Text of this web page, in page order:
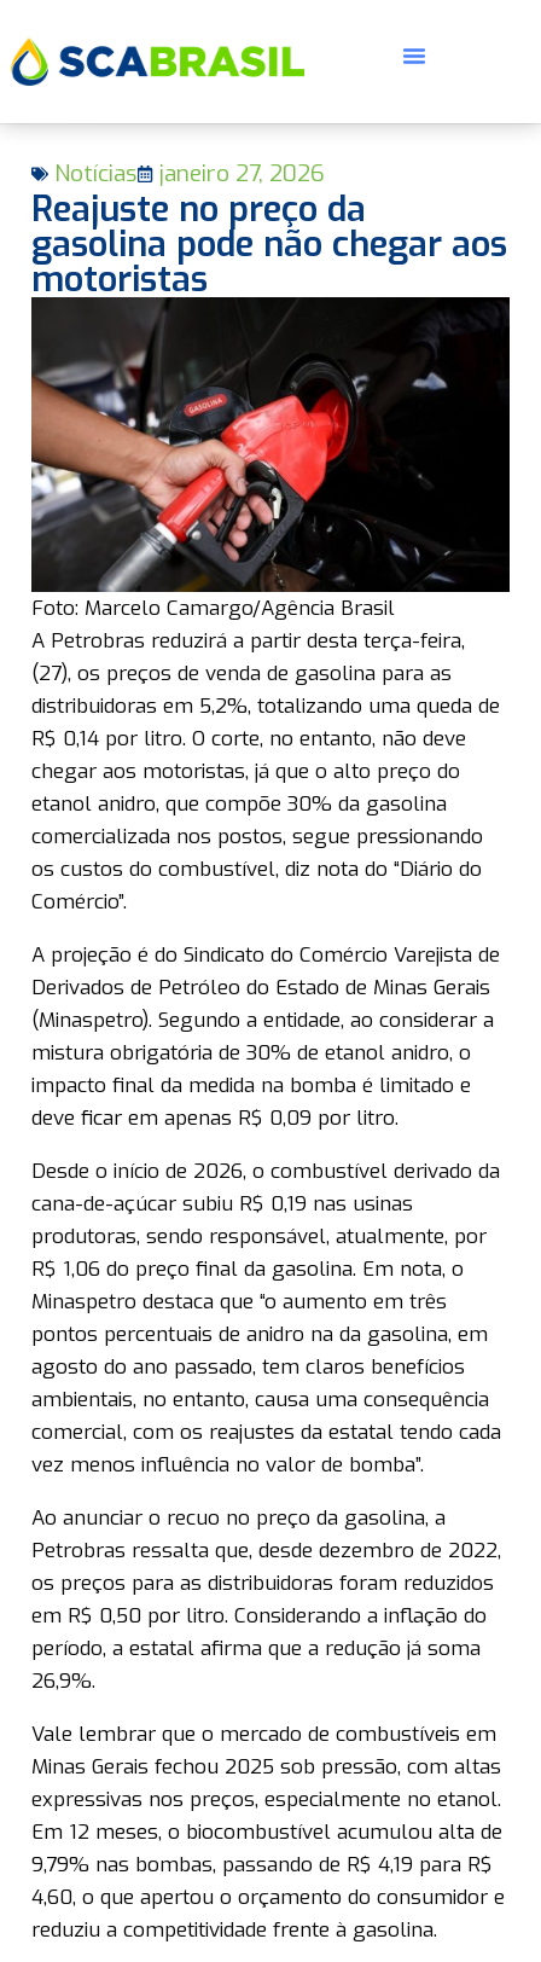
Notícias janeiro 27, 2026
Reajuste no preço da
gasolina pode não chegar aos
motoristas
Foto: Marcelo Camargo/Agência Brasil
A Petrobras reduzirá a partir desta terça-feira,
(27), os preços de venda de gasolina para as
distribuidoras em 5,2%, totalizando uma queda de
R$ 0,14 por litro. O corte, no entanto, não deve
chegar aos motoristas, já que o alto preço do
etanol anidro, que compõe 30% da gasolina
comercializada nos postos, segue pressionando
os custos do combustível, diz nota do “Diário do
Comércio”.
A projeção é do Sindicato do Comércio Varejista de
Derivados de Petróleo do Estado de Minas Gerais
(Minaspetro). Segundo a entidade, ao considerar a
mistura obrigatória de 30% de etanol anidro, o
impacto final da medida na bomba é limitado e
deve ficar em apenas R$ 0,09 por litro.
Desde o início de 2026, o combustível derivado da
cana-de-açúcar subiu R$ 0,19 nas usinas
produtoras, sendo responsável, atualmente, por
R$ 1,06 do preço final da gasolina. Em nota, o
Minaspetro destaca que “o aumento em três
pontos percentuais de anidro na da gasolina, em
agosto do ano passado, tem claros benefícios
ambientais, no entanto, causa uma consequência
comercial, com os reajustes da estatal tendo cada
vez menos influência no valor de bomba”.
Ao anunciar o recuo no preço da gasolina, a
Petrobras ressalta que, desde dezembro de 2022,
os preços para as distribuidoras foram reduzidos
em R$ 0,50 por litro. Considerando a inflação do
período, a estatal afirma que a redução já soma
26,9%.
Vale lembrar que o mercado de combustíveis em
Minas Gerais fechou 2025 sob pressão, com altas
expressivas nos preços, especialmente no etanol.
Em 12 meses, o biocombustível acumulou alta de
9,79% nas bombas, passando de R$ 4,19 para R$
4,60, o que apertou o orçamento do consumidor e
reduziu a competitividade frente à gasolina.